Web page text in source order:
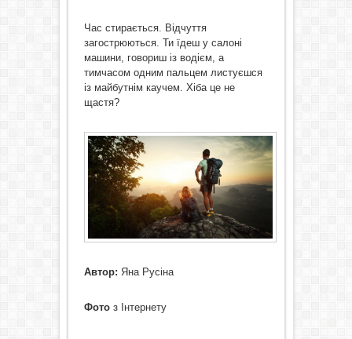
Час стирається. Відчуття
загострюються. Ти їдеш у салоні
машини, говориш із водієм, а
тимчасом одним пальцем листуєшся
із майбутнім каучем. Хіба це не
щастя?
Автор: Яна Русіна
Фотоз Інтернету